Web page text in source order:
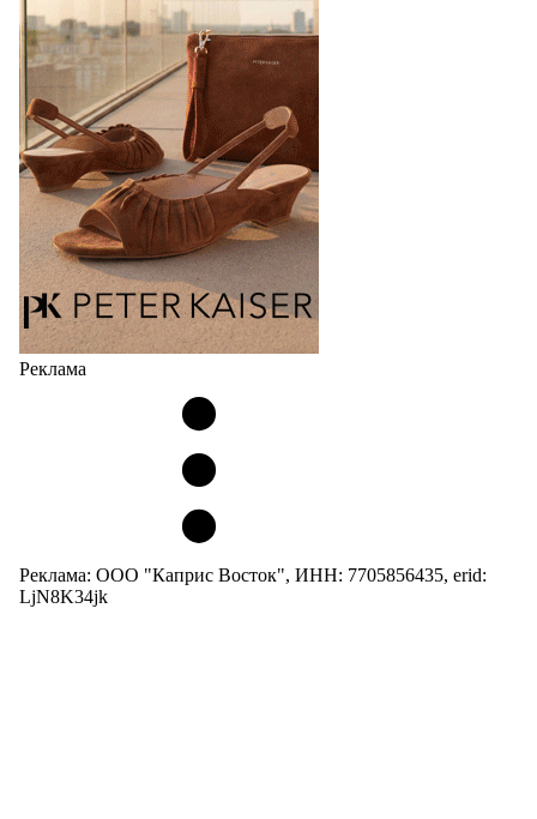
Популярный силуэт бренда,1999 года выпуска,
соответствует сегодняшнему тренду на
сникерины (гибридный вариант балеток и
кроссовок обтекаемой формы и с тонкой подошвой).
Но в модели Miu Miu Bubble присутствует еще и…
05.08.2026 2636
Реклама
Реклама: ООО "Каприс Восток", ИНН: 7705856435, erid:
LjN8K34jk